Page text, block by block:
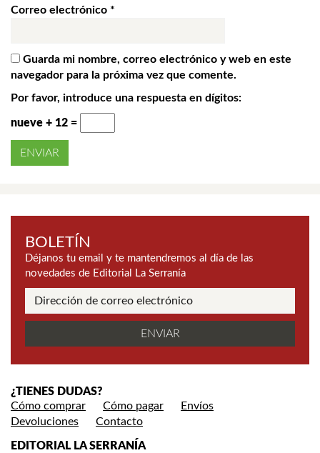
Correo electrónico *
Guarda mi nombre, correo electrónico y web en este
navegador para la próxima vez que comente.
Por favor, introduce una respuesta en dígitos:
nueve + 12 =
BOLETÍN
Déjanos tu email y te mantendremos al día de las
novedades de Editorial La Serranía
¿TIENES DUDAS?
Cómo comprar
Cómo pagar
Envíos
Devoluciones
Contacto
EDITORIAL LA SERRANÍA